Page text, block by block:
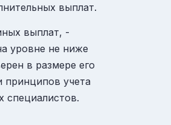
выплат.
выплат, -
уровне не ниже
в размере его
принципов учета
специалистов.